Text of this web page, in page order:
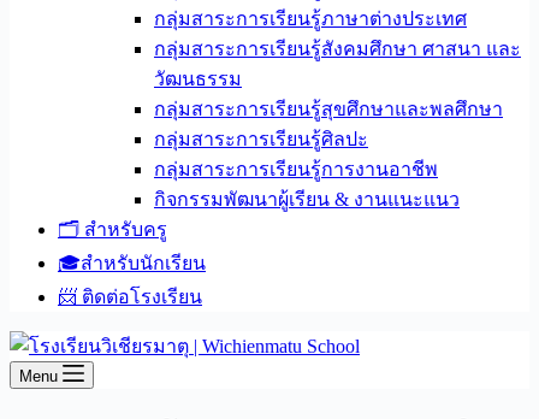
กลุ่มสาระการเรียนรู้ภาษาต่างประเทศ
กลุ่มสาระการเรียนรู้สังคมศึกษา ศาสนา และ
วัฒนธรรม
กลุ่มสาระการเรียนรู้สุขศึกษาและพลศึกษา
กลุ่มสาระการเรียนรู้ศิลปะ
กลุ่มสาระการเรียนรู้การงานอาชีพ
กิจกรรมพัฒนาผู้เรียน & งานแนะแนว
🗂️ สำหรับครู
🎓สำหรับนักเรียน
📨 ติดต่อโรงเรียน
Menu